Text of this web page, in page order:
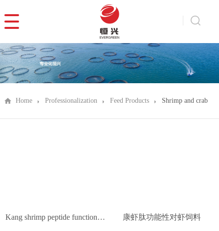
Home Professionalization Feed Products Shrimp and crab
Kang shrimp peptide functional shrimp feed 康虾肽功能性对虾饲料